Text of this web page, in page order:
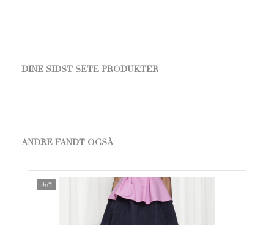
DINE SIDST SETE PRODUKTER
ANDRE FANDT OGSÅ
-80%